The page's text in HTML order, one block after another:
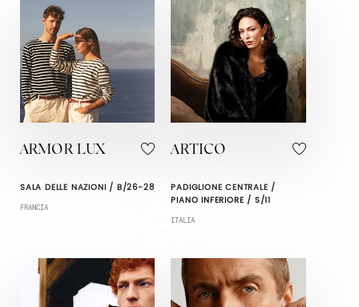
ARMOR LUX
SALA DELLE NAZIONI / B/26-28
FRANCIA
ARTICO
PADIGLIONE CENTRALE /
PIANO INFERIORE / S/11
ITALIA